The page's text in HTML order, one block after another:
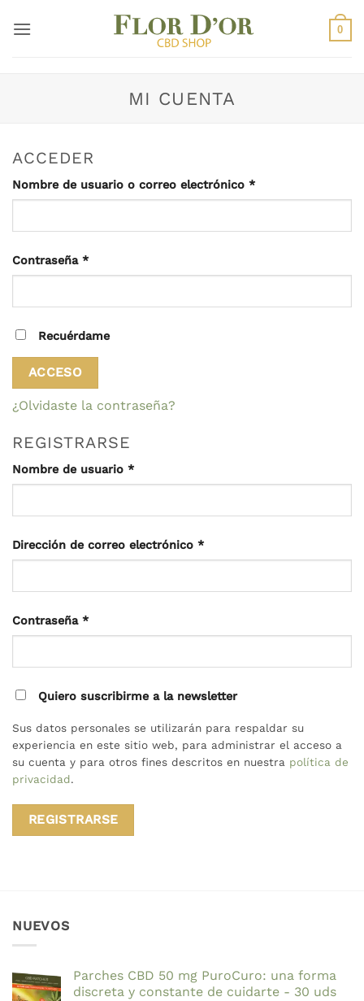
0
MI CUENTA
ACCEDER
Nombre de usuario o correo electrónico *Obligatorio
Contraseña *Obligatorio
Recuérdame
ACCESO
¿Olvidaste la contraseña?
REGISTRARSE
Nombre de usuario *Obligatorio
Dirección de correo electrónico *Obligatorio
Contraseña *Obligatorio
Quiero suscribirme a la newsletter
Sus datos personales se utilizarán para respaldar su
experiencia en este sitio web, para administrar el acceso a
su cuenta y para otros fines descritos en nuestra política de
privacidad.
REGISTRARSE
NUEVOS
Parches CBD 50 mg PuroCuro: una forma
discreta y constante de cuidarte - 30 uds